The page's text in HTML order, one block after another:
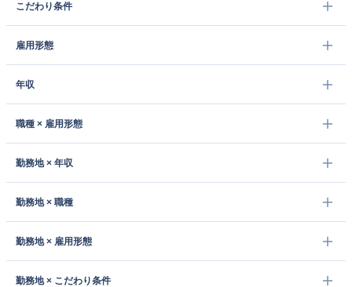
こだわり条件
雇用形態
年収
職種 × 雇用形態
勤務地 × 年収
勤務地 × 職種
勤務地 × 雇用形態
勤務地 × こだわり条件